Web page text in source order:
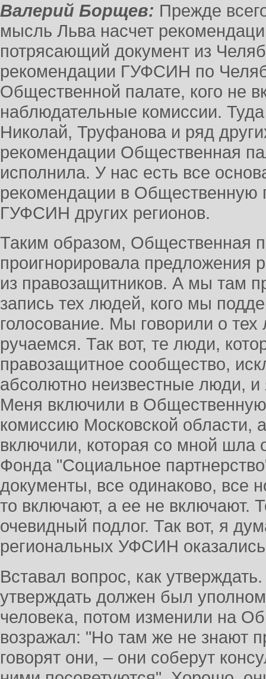
Валерий Борщев: Прежде
мысль Льва насчет
потрясающий документ из
рекомендации ГУФСИН по
Общественной палате, кого не
наблюдательные комиссии.
Николай, Труфанова и ряд
рекомендации Общественная
исполнила. У нас есть все
рекомендации в Общественную
ГУФСИН других регионов.
Таким образом, Общественная
проигнорировала предложения
из правозащитников. А мы там
запись тех людей, кого мы
голосование. Мы говорили о
ручаемся. Так вот, те люди,
правозащитное сообщество,
абсолютно неизвестные люди,
Меня включили в
комиссию Московской области,
включили, которая со мной шла
Фонда "Социальное
документы, все одинаково, все
то включают, а ее не включают.
очевидный подлог. Так вот, я
региональных УФСИН
Вставал вопрос, как
утверждать должен был
человека, потом изменили на
возражал: "Но там же не знают
говорят они, – они соберут